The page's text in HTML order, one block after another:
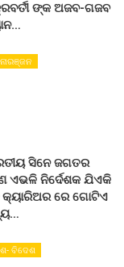
ଙ୍କ ଅଜବ-ଗଜବ
ସିନେ ଜଗତର
ଏଭଳି ନିର୍ଦେଶକ ଯିଏକି
କ୍ୟାରିଅର ରେ ଗୋଟିଏ
ବିଦେଶ